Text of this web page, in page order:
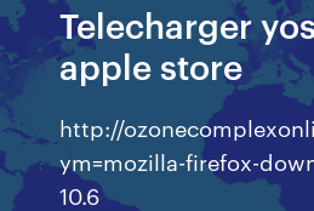
Telecharger
apple store
http://
ym=mozilla-firefox-
10.6